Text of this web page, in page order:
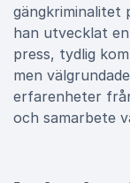
gängkriminalitet
han utvecklat
press, tydlig
men
erfarenheter
och samarbete